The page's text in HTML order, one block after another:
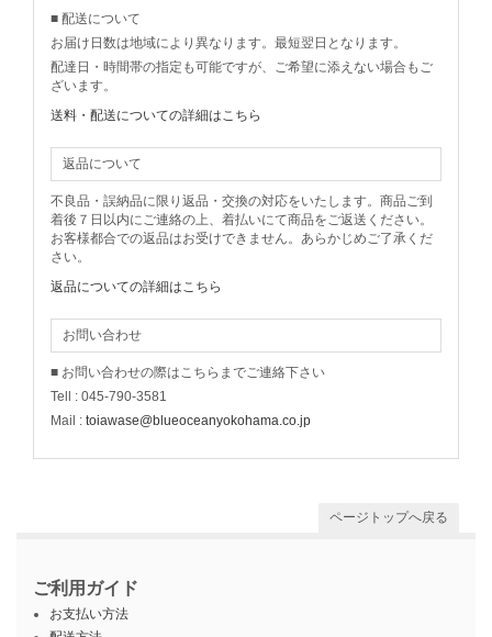
■ 配送について
お届け日数は地域により異なります。最短翌日となります。
配達日・時間帯の指定も可能ですが、ご希望に添えない場合もご
ざいます。
送料・配送についての詳細はこちら
返品について
不良品・誤納品に限り返品・交換の対応をいたします。商品ご到
着後７日以内にご連絡の上、着払いにて商品をご返送ください。
お客様都合での返品はお受けできません。あらかじめご了承くだ
さい。
返品についての詳細はこちら
お問い合わせ
■ お問い合わせの際はこちらまでご連絡下さい
Tell : 045-790-3581
Mail : toiawase@blueoceanyokohama.co.jp
ページトップへ戻る
ご利用ガイド
お支払い方法